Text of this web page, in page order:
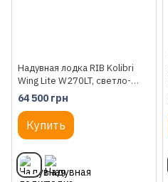
Надувная лодка RIB Kolibri
Wing Lite W270LT, светло-
серая
64 500 грн
Купить